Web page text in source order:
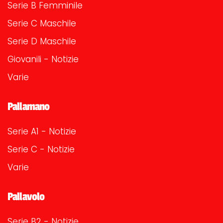
Serie B Femminile
Serie C Maschile
Serie D Maschile
Giovanili - Notizie
Varie
Pallamano
Serie A1 - Notizie
Serie C - Notizie
Varie
Pallavolo